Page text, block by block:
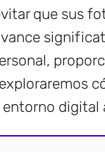
que sus
entorno digital